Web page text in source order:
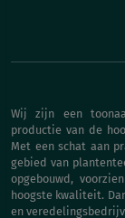
Wij zijn een
productie van de
Met een schat aan
gebied van
opgebouwd,
hoogste kwaliteit.
en